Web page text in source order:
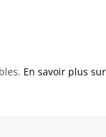
En savoir plus